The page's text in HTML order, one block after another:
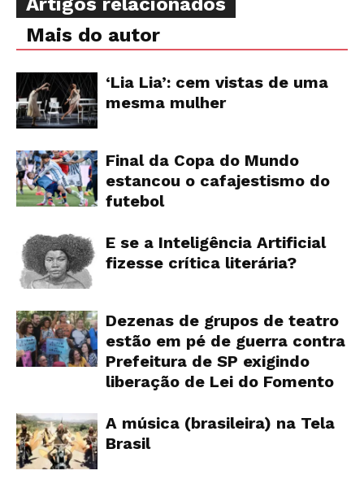
Mais do autor
‘Lia Lia’: cem vistas de uma
mesma mulher
Final da Copa do Mundo
estancou o cafajestismo do
futebol
E se a Inteligência Artificial
fizesse crítica literária?
Dezenas de grupos de teatro
estão em pé de guerra contra
Prefeitura de SP exigindo
liberação de Lei do Fomento
A música (brasileira) na Tela
Brasil